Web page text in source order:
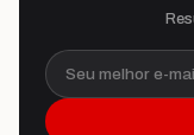
Seu melhor e-mail